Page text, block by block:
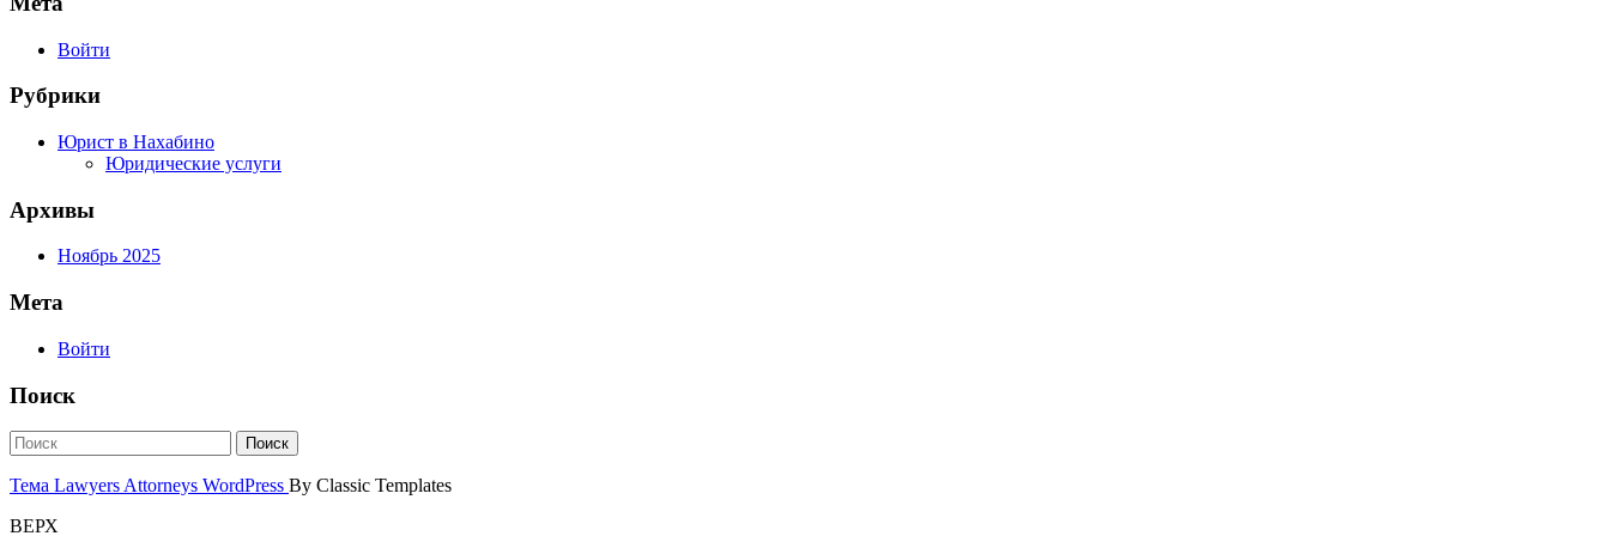
Войти
Рубрики
Юрист в Нахабино
Юридические услуги
Архивы
Ноябрь 2025
Мета
Войти
Поиск
Тема Lawyers Attorneys WordPress By Classic Templates
ВЕРХ